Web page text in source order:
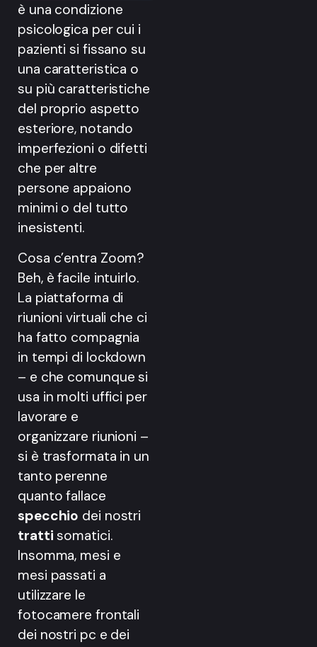
è una condizione
psicologica per cui i
pazienti si fissano su
una caratteristica o
su più caratteristiche
del proprio aspetto
esteriore, notando
imperfezioni o difetti
che per altre
persone appaiono
minimi o del tutto
inesistenti.
Cosa c’entra Zoom?
Beh, è facile intuirlo.
La piattaforma di
riunioni virtuali che ci
ha fatto compagnia
in tempi di lockdown
– e che comunque si
usa in molti uffici per
lavorare e
organizzare riunioni –
si è trasformata in un
tanto perenne
quanto fallace
specchio dei nostri
trattisomatici.
Insomma, mesi e
mesi passati a
utilizzare le
fotocamere frontali
dei nostri pc e dei